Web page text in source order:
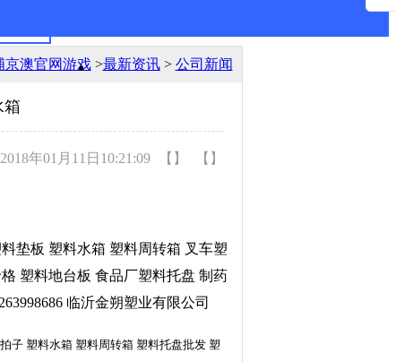
最新资讯
京澳官网游戏>最新资讯> 公司新闻
箱
年01月11日10:21:09 【】 【】
垫板 塑料水箱 塑料周转箱 叉车塑
塑料地台板 食品厂塑料托盘 制药
临沂金朔塑业有限公司
子 塑料水箱 塑料周转箱 塑料托盘批发 塑